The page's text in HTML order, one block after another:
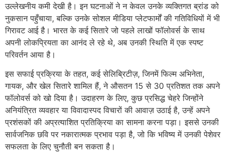
उल्लेखनीय कमी देखी है। इन घटनाओं ने न केवल उनके व्यक्तिगत ब्रांड को
नुकसान पहुँचाया, बल्कि उनके सोशल मीडिया प्लेटफार्मों की गतिविधियों में भी
गिरावट आई है। भारत के कई सितारे जो पहले लाखों फॉलोवर्स के साथ
अपनी लोकप्रियता का आनंद ले रहे थे, अब उनकी स्थिति में एक स्पष्ट
परिवर्तन आया है।
इस सफाई प्रक्रिया के तहत, कई सेलिब्रिटीज़, जिनमें फिल्म अभिनेता,
गायक, और खेल सितारे शामिल हैं, ने औसतन 15 से 30 प्रतिशत तक अपने
फॉलोवर्स को खो दिया है। उदाहरण के लिए, कुछ प्रसिद्ध चेहरे जिन्होंने
अनियंत्रित व्यवहार या विवादास्पद विचारों की आवाज़ उठाई है, उन्हें अपने
प्रशंसकों की अप्रत्याशित प्रतिक्रिया का सामना करना पड़ा। इससे उनकी
सार्वजनिक छवि पर नकारात्मक प्रभाव पड़ा है, जो कि भविष्य में उनकी पेशेवर
सफलता के लिए चुनौती बन सकता है।